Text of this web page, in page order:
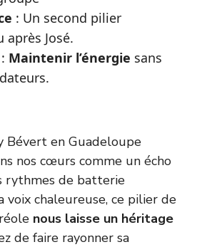
: Un second pilier
après José.
Maintenir l’énergie sans
Bévert en Guadeloupe
nos cœurs comme un écho
rythmes de batterie
voix chaleureuse, ce pilier de
nous laisse un héritage
de faire rayonner sa